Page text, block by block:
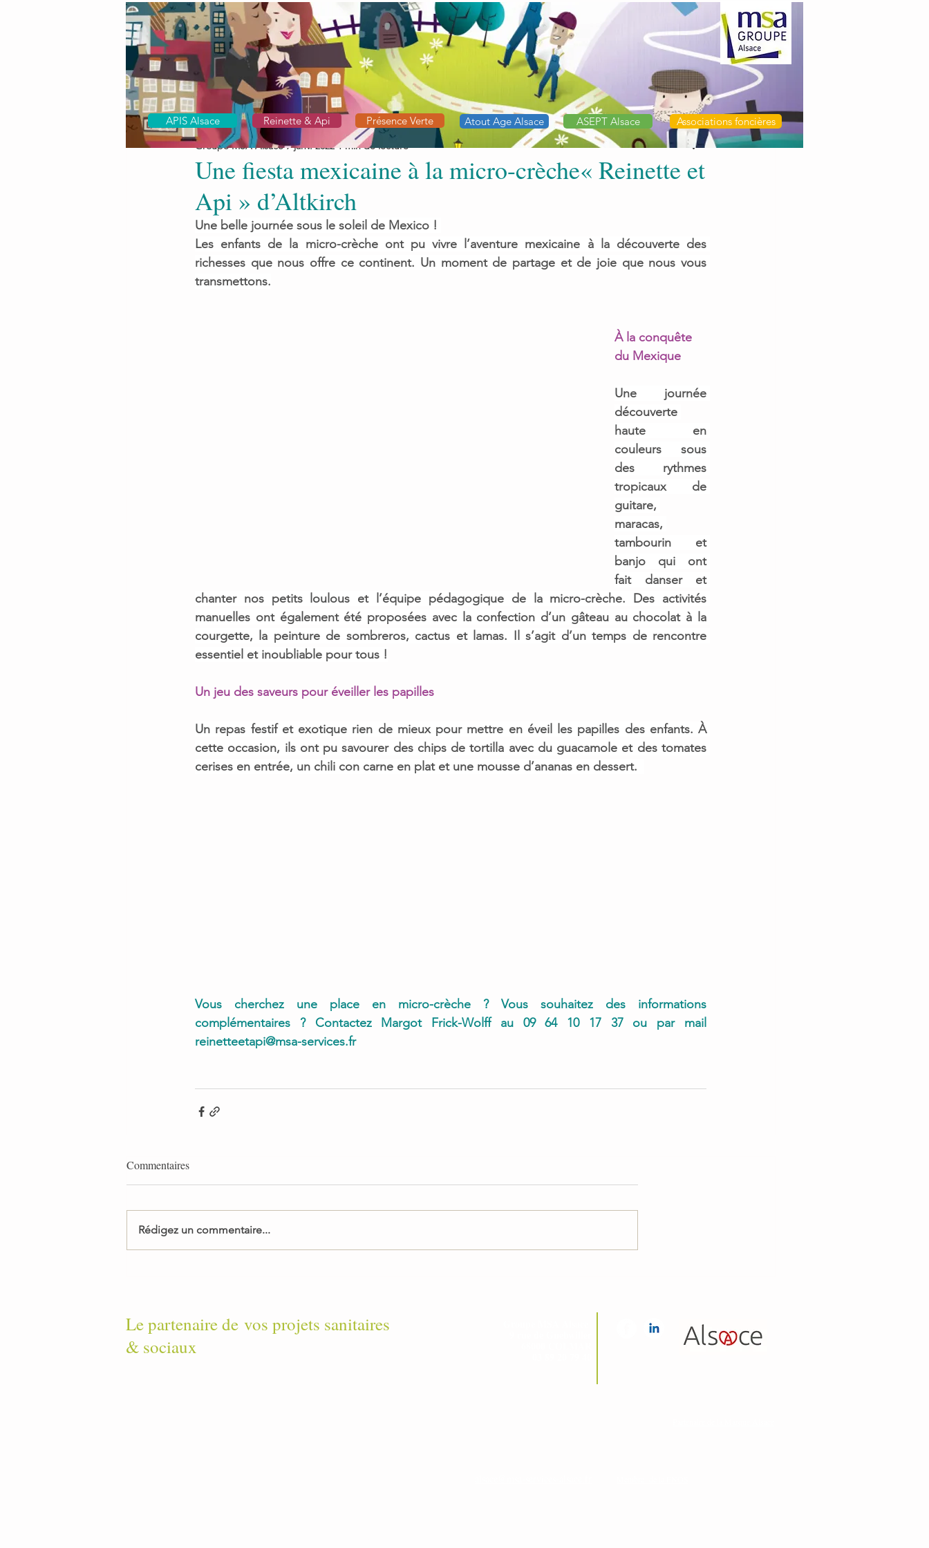
Reinette & Api
APIS Alsace Associations foncières
Atout Age Alsace
Présence Verte ASEPT Alsace
Une fiesta mexicaine à la micro-crèche« Reinette et
Api » d’Altkirch
Groupe MSA Alsace 7 janv. 2022 1 min de lecture
Une belle journée sous le soleil de Mexico !
Les enfants de la micro-crèche ont pu vivre l’aventure mexicaine à la découverte des
richesses que nous offre ce continent. Un moment de partage et de joie que nous vous
transmettons.
À la conquête
du Mexique
Une journée
découverte
haute en
couleurs sous
des rythmes
tropicaux de
guitare,
maracas,
tambourin et
banjo qui ont
fait danser et
chanter nos petits loulous et l’équipe pédagogique de la micro-crèche. Des activités
manuelles ont également été proposées avec la confection d’un gâteau au chocolat à la
courgette, la peinture de sombreros, cactus et lamas. Il s’agit d’un temps de rencontre
essentiel et inoubliable pour tous !
Un jeu des saveurs pour éveiller les papilles
Un repas festif et exotique rien de mieux pour mettre en éveil les papilles des enfants. À
cette occasion, ils ont pu savourer des chips de tortilla avec du guacamole et des tomates
cerises en entrée, un chili con carne en plat et une mousse d’ananas en dessert.
Vous cherchez une place en micro-crèche ? Vous souhaitez des informations
reinetteetapi@msa-services.fr
Commentaires
Rédigez un commentaire...
Le partenaire de vos projets sanitaires
& sociaux